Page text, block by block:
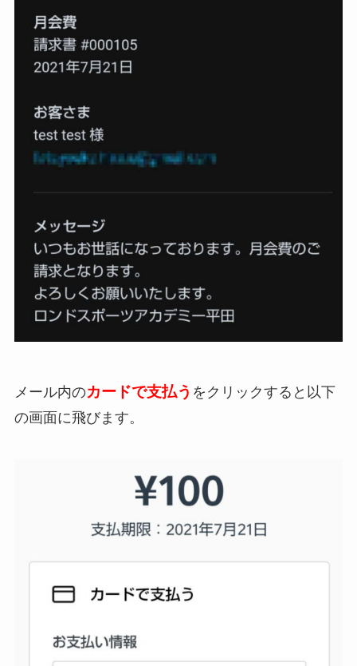
メール内のカードで支払う をクリックすると以下
の画面に飛びます。